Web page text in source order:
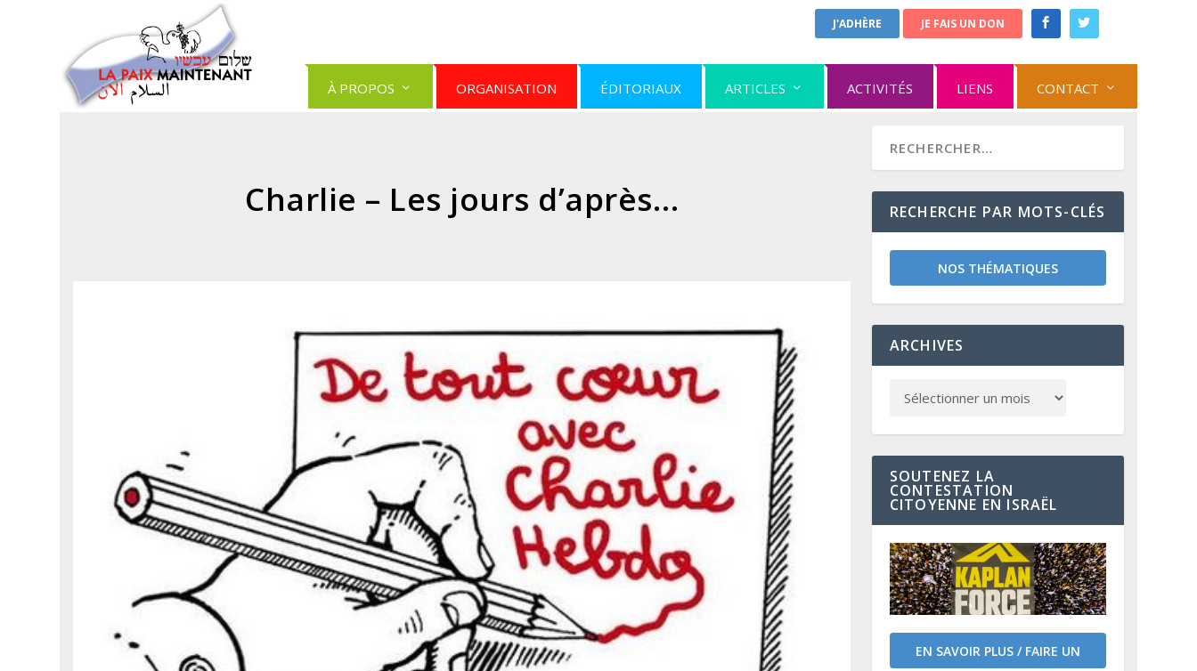
J'ADHÈRE JE FAIS UN DON
À PROPOS ORGANISATION ÉDITORIAUX ARTICLES ACTIVITÉS LIENS CONTACT
Charlie – Les jours d’après… RECHERCHE PAR MOTS-CLÉS
NOS THÉMATIQUES
ARCHIVES
SOUTENEZ LA
CONTESTATION
CITOYENNE EN ISRAËL
EN SAVOIR PLUS / FAIRE UN